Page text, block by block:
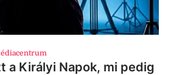
a Királyi Napok, mi pedig